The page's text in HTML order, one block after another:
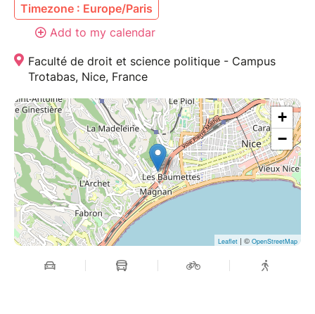
Timezone : Europe/Paris
Add to my calendar
Faculté de droit et science politique - Campus
Trotabas, Nice, France
+
−
Leaflet | © OpenStreetMap